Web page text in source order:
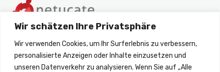
Wir schätzen Ihre Privatsphäre
Wir verwenden Cookies, um Ihr Surferlebnis zu verbessern,
personalisierte Anzeigen oder Inhalte einzusetzen und
unseren Datenverkehr zu analysieren. Wenn Sie auf „Alle